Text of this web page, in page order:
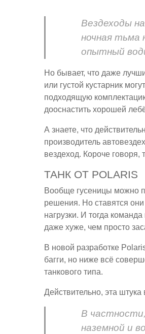
Вездеходы
ночная тьма
опытный
Но бывает, что даже
или густой кустарник
подходящую
дооснастить хорошей
А знаете, что
производитель
вездеход. Короче говоря,
ТАНК ОТ POLARIS
Вообще гусеницы можно
решения. Но ставятся
нагрузки. И тогда
даже хуже, чем просто
В новой разработке
багги, но ниже всё
танкового типа.
Действительно, эта
В
наземной и